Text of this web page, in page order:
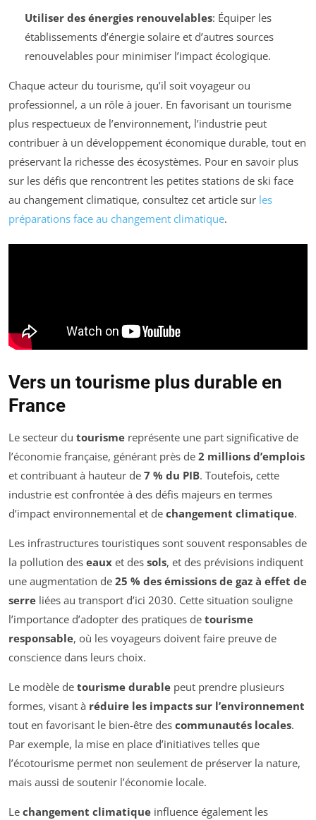
Utiliser des énergies renouvelables: Équiper les
établissements d’énergie solaire et d’autres sources
renouvelables pour minimiser l’impact écologique.
Chaque acteur du tourisme, qu’il soit voyageur ou
professionnel, a un rôle à jouer. En favorisant un tourisme
plus respectueux de l’environnement, l’industrie peut
contribuer à un développement économique durable, tout en
préservant la richesse des écosystèmes. Pour en savoir plus
sur les défis que rencontrent les petites stations de ski face
au changement climatique, consultez cet article sur les
préparations face au changement climatique.
Vers un tourisme plus durable en
France
Le secteur du tourisme représente une part significative de
l’économie française, générant près de 2 millions d’emplois
et contribuant à hauteur de 7 % du PIB. Toutefois, cette
industrie est confrontée à des défis majeurs en termes
d’impact environnemental et de changement climatique.
Les infrastructures touristiques sont souvent responsables de
la pollution des eaux et des sols, et des prévisions indiquent
une augmentation de 25 % des émissions de gaz à effet de
serre liées au transport d’ici 2030. Cette situation souligne
l’importance d’adopter des pratiques de tourisme
responsable, où les voyageurs doivent faire preuve de
conscience dans leurs choix.
Le modèle de tourisme durable peut prendre plusieurs
formes, visant à réduire les impacts sur l’environnement
tout en favorisant le bien-être des communautés locales.
Par exemple, la mise en place d’initiatives telles que
l’écotourisme permet non seulement de préserver la nature,
mais aussi de soutenir l’économie locale.
Le changement climatique influence également les